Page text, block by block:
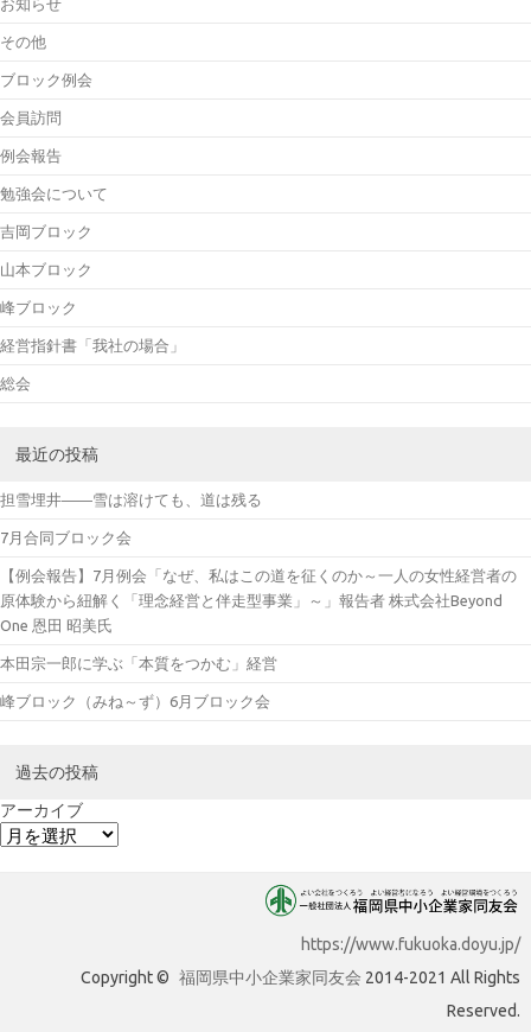
お知らせ
その他
ブロック例会
会員訪問
例会報告
勉強会について
吉岡ブロック
山本ブロック
峰ブロック
経営指針書「我社の場合」
総会
最近の投稿
担雪埋井――雪は溶けても、道は残る
7月合同ブロック会
【例会報告】7月例会「なぜ、私はこの道を征くのか～一人の女性経営者の
原体験から紐解く「理念経営と伴走型事業」～」報告者 株式会社Beyond
One 恩田 昭美氏
本田宗一郎に学ぶ「本質をつかむ」経営
峰ブロック（みね～ず）6月ブロック会
過去の投稿
アーカイブ
https://www.fukuoka.doyu.jp/
Copyright © 福岡県中小企業家同友会 2014-2021 All Rights
Reserved.